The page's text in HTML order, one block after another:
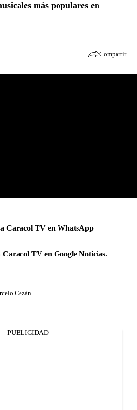
más populares en
Compartir
a Caracol TV en WhatsApp
Caracol TV en Google Noticias.
Cezán
PUBLICIDAD